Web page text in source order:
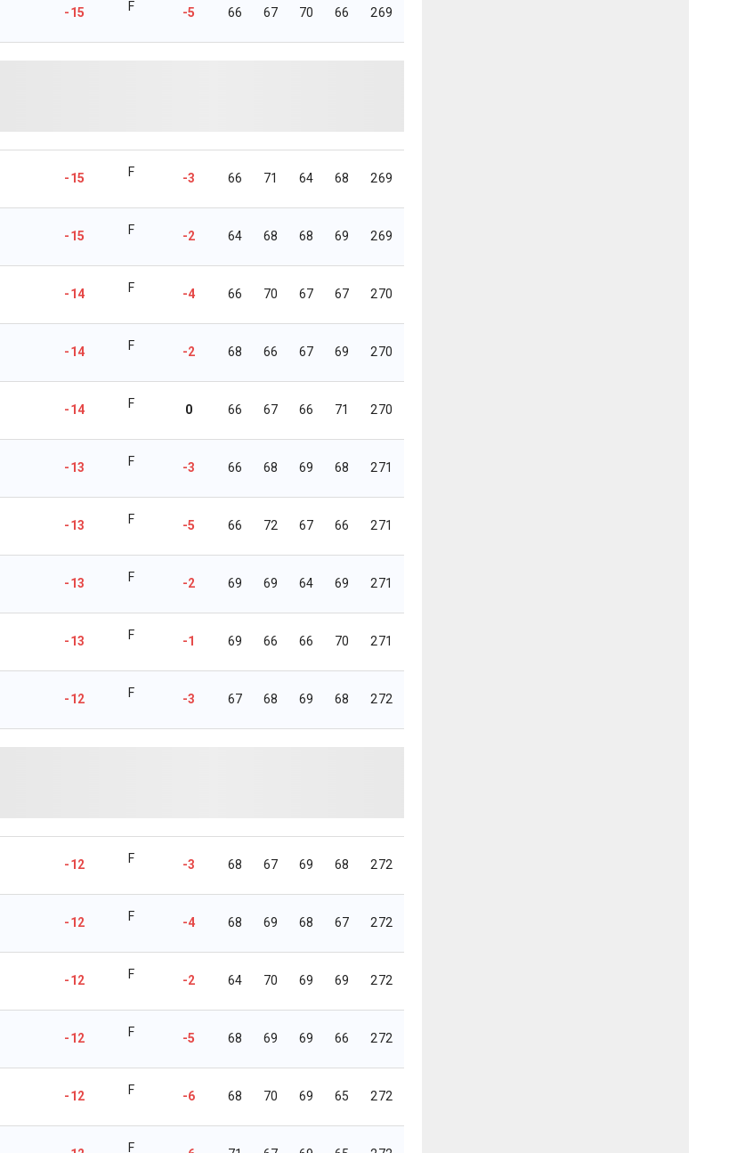
-15 F -5 66 67 70 66 269
-15 F -3 66 71 64 68 269
-15 F -2 64 68 68 69 269
-14 F -4 66 70 67 67 270
-14 F -2 68 66 67 69 270
-14 F 0 66 67 66 71 270
-13 F -3 66 68 69 68 271
-13 F -5 66 72 67 66 271
-13 F -2 69 69 64 69 271
-13 F -1 69 66 66 70 271
-12 F -3 67 68 69 68 272
-12 F -3 68 67 69 68 272
-12 F -4 68 69 68 67 272
-12 F -2 64 70 69 69 272
-12 F -5 68 69 69 66 272
-12 F -6 68 70 69 65 272
F